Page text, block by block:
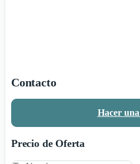
Contacto
Hacer
Precio de Oferta